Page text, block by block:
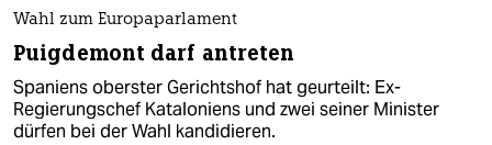
Wahl zum Europaparlament
Puigdemont darf antreten
Spaniens oberster Gerichtshof hat geurteilt: Ex-
Regierungschef Kataloniens und zwei seiner Minister
dürfen bei der Wahl kandidieren.